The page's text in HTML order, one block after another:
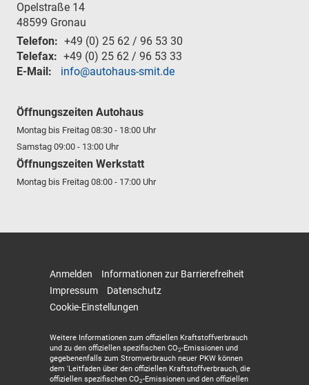
Opelstraße 14
48599 Gronau
Telefon: +49 (0) 25 62 / 96 53 30
Telefax: +49 (0) 25 62 / 96 53 33
E-Mail:
info@autohaus-smit.de
Öffnungszeiten Autohaus
Montag bis Freitag 08:30 - 18:00 Uhr
Samstag 09:00 - 13:00 Uhr
Öffnungszeiten Werkstatt
Montag bis Freitag 08:00 - 17:00 Uhr
Anmelden
Informationen zur Barrierefreiheit
Impressum
Datenschutz
Cookie-Einstellungen
Weitere Informationen zum offiziellen Kraftstoffverbrauch
und zu den offiziellen spezifischen CO2-Emissionen und
gegebenenfalls zum Stromverbrauch neuer PKW können
dem 'Leitfaden über den offiziellen Kraftstoffverbrauch, die
offiziellen spezifischen CO2-Emissionen und den offiziellen